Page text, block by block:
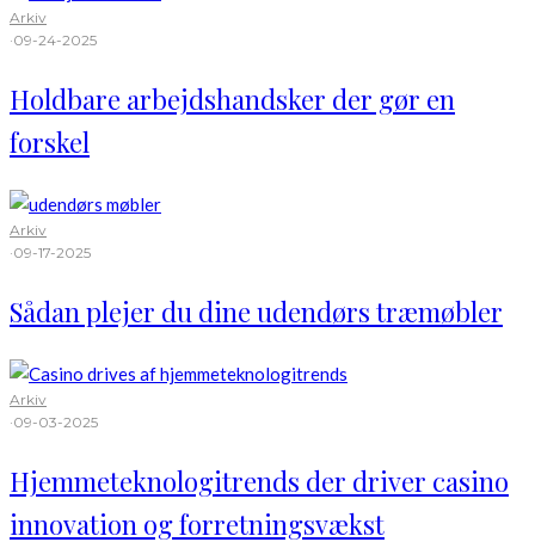
Arkiv
·09-24-2025
Holdbare arbejdshandsker der gør en
forskel
Arkiv
·09-17-2025
Sådan plejer du dine udendørs træmøbler
Arkiv
·09-03-2025
Hjemmeteknologitrends der driver casino
innovation og forretningsvækst